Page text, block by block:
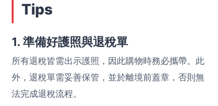
Tips
1. 準備好護照與退稅單
所有退稅皆需出示護照，因此購物時務必攜帶。此
外，退稅單需妥善保管，並於離境前蓋章，否則無
法完成退稅流程。